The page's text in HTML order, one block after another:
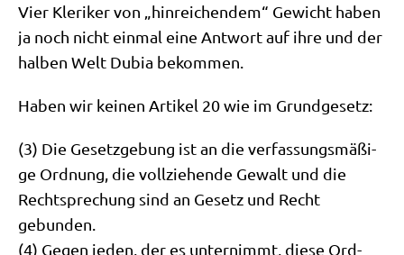
Vier Kle­ri­ker von „hin­rei­chen­dem“ Gewicht haben
ja noch nicht ein­mal eine Ant­wort auf ihre und der
hal­ben Welt Dubia bekommen.
Haben wir kei­nen Arti­kel 20 wie im Grundgesetz:
(3) Die Gesetz­ge­bung ist an die ver­fas­sungs­mä­ßi­
ge Ord­nung, die voll­zie­hen­de Gewalt und die
Recht­spre­chung sind an Gesetz und Recht
gebunden.
(4) Gegen jeden, der es unter­nimmt, die­se Ord­